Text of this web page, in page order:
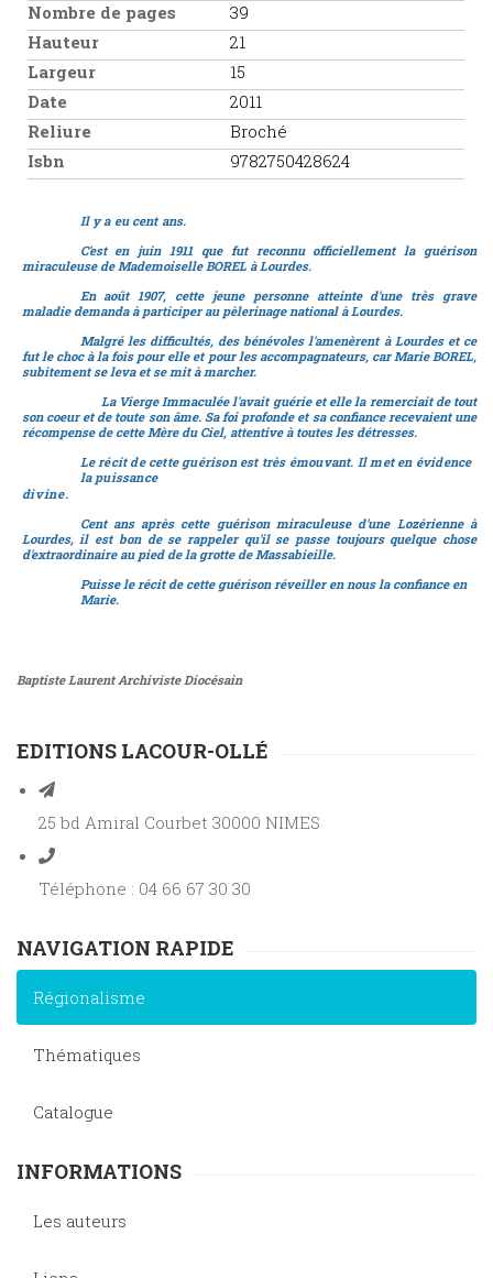
Nombre de pages
39
Hauteur
21
Largeur
15
Date
2011
Reliure
Broché
Isbn
9782750428624
Il y a eu cent ans.
C'est en juin 1911 que fut reconnu officiellement la guérison
miraculeuse de Mademoiselle BOREL à Lourdes.
En août 1907, cette jeune personne atteinte d'une très grave
maladie demanda à participer au pèlerinage national à Lourdes.
Malgré les difficultés, des bénévoles l'amenèrent à Lourdes et ce
fut le choc à la fois pour elle et pour les accompagnateurs, car Marie BOREL,
subitement se leva et se mit à marcher.
La Vierge Immaculée l'avait guérie et elle la remerciait de tout
son coeur et de toute son âme. Sa foi profonde et sa confiance recevaient une
récompense de cette Mère du Ciel, attentive à toutes les détresses.
Le récit de cette guérison est très émouvant. Il met en évidence
la puissance
divine.
Cent ans après cette guérison miraculeuse d'une Lozérienne à
Lourdes, il est bon de se rappeler qu'il se passe toujours quelque chose
d'extraordinaire au pied de la grotte de Massabieille.
Puisse le récit de cette guérison réveiller en nous la confiance en
Marie.
Baptiste Laurent Archiviste Diocésain
EDITIONS LACOUR-OLLÉ
25 bd Amiral Courbet 30000 NIMES
Téléphone : 04 66 67 30 30
NAVIGATION RAPIDE
Régionalisme
Thématiques
Catalogue
INFORMATIONS
Les auteurs